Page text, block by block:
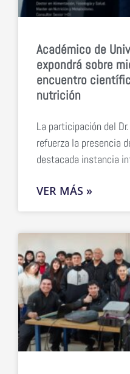
Académico de
expondrá sobre
encuentro
nutrición
La participación del
refuerza la presencia
destacada instancia
VER MÁS »